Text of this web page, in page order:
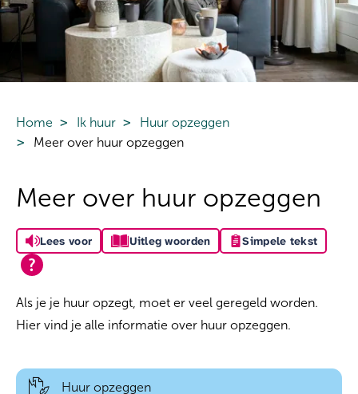
Home Ik huur
Huur opzeggen
Meer over huur opzeggen
Meer over huur opzeggen
Lees voor Uitleg woorden Simpele tekst
Als je je huur opzegt, moet er veel geregeld worden.
Hier vind je alle informatie over huur opzeggen.
Huur opzeggen